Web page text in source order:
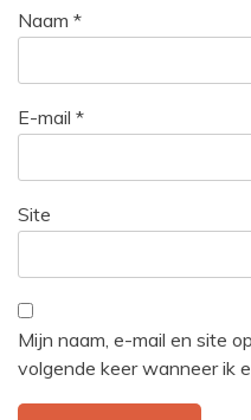
Naam *
E-mail *
Site
Mijn naam, e-mail en site
volgende keer wanneer ik